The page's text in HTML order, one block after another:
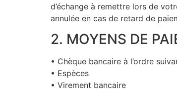
d’échange à remettre lors de
annulée en cas de retard de
2. MOYENS DE
• Chèque bancaire à l’ordre
• Espèces
• Virement bancaire